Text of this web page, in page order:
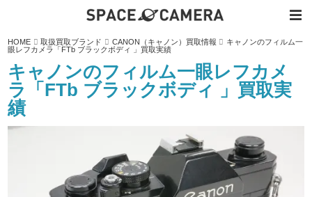
容
を
キ
ッ
プ
HOME 取扱買取ブランド CANON（キャノン）買取情報
キャノンのフィルム一
眼レフカメラ「FTb ブラックボディ 」買取実績
キャノンのフィルム一眼レフカメ
ラ「FTb ブラックボディ 」買取実
績